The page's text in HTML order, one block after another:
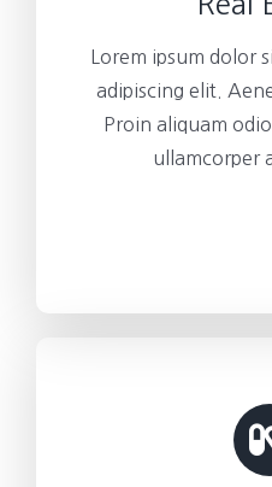
Lorem ipsum dolor
adipiscing elit.
Proin aliquam
ullamcorper